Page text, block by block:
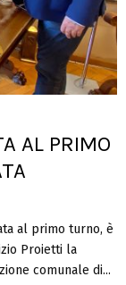
AL PRIMO
al primo turno, è
Proietti la
comunale di...